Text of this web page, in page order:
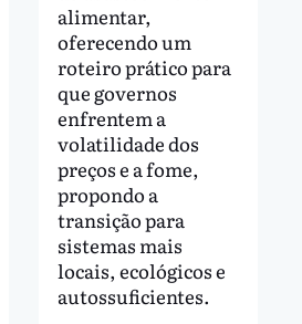
alimentar,
oferecendo um
roteiro prático para
que governos
enfrentem a
volatilidade dos
preços e a fome,
propondo a
transição para
sistemas mais
locais, ecológicos e
autossuficientes.